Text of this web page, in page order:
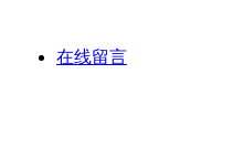
在线留言